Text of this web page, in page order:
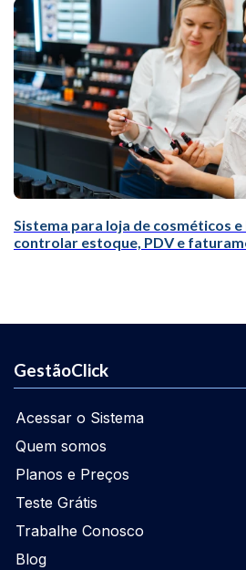
Sistema para loja de cosméticos e
controlar estoque, PDV e
GestãoClick
Acessar o Sistema
Quem somos
Planos e Preços
Teste Grátis
Trabalhe Conosco
Blog